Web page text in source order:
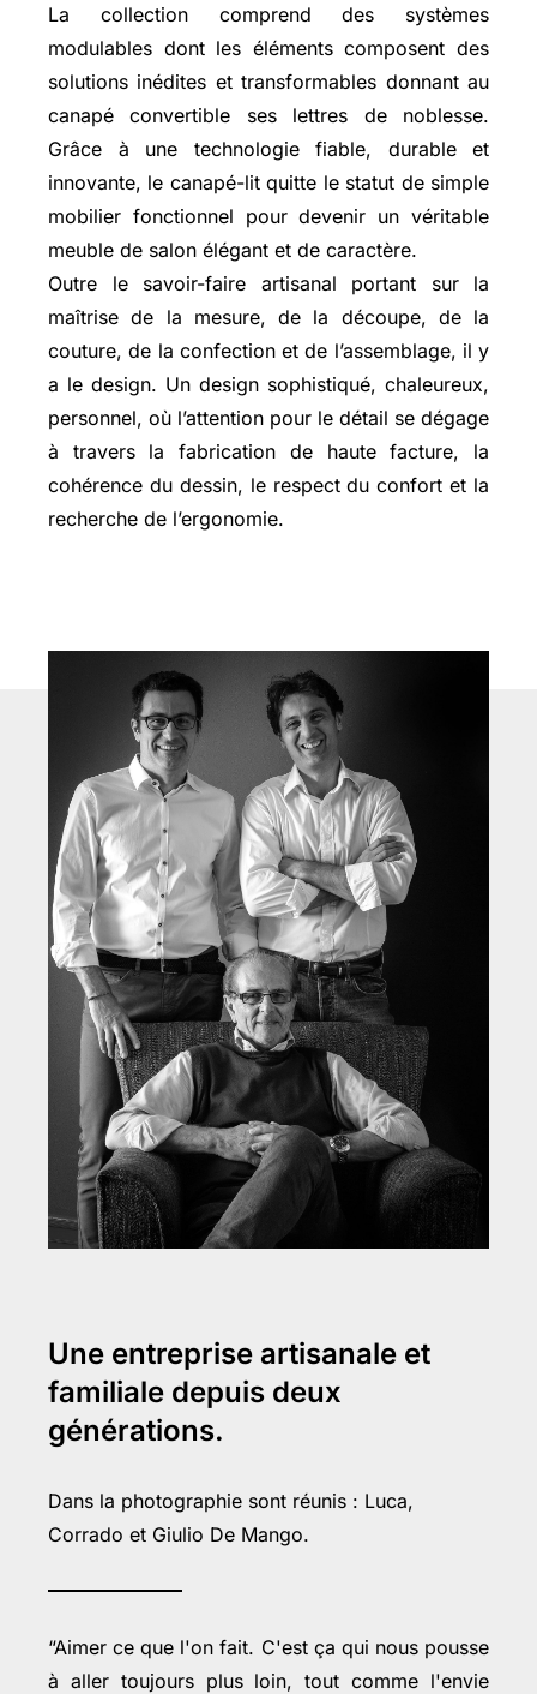
La collection comprend des systèmes
modulables dont les éléments composent des
solutions inédites et transformables donnant au
canapé convertible ses lettres de noblesse.
Grâce à une technologie fiable, durable et
innovante, le canapé-lit quitte le statut de simple
mobilier fonctionnel pour devenir un véritable
meuble de salon élégant et de caractère.
Outre le savoir-faire artisanal portant sur la
maîtrise de la mesure, de la découpe, de la
couture, de la confection et de l’assemblage, il y
a le design. Un design sophistiqué, chaleureux,
personnel, où l’attention pour le détail se dégage
à travers la fabrication de haute facture, la
cohérence du dessin, le respect du confort et la
recherche de l’ergonomie.
Une entreprise artisanale et
familiale depuis deux
générations.
Dans la photographie sont réunis : Luca,
Corrado et Giulio De Mango.
“Aimer ce que l'on fait. C'est ça qui nous pousse
à aller toujours plus loin, tout comme l'envie